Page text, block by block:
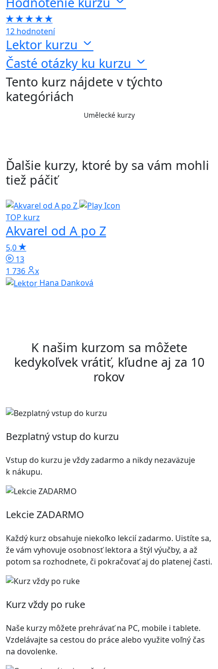
12 hodnotení
Lektor kurzu
Časté otázky ku kurzu
Tento kurz nájdete v týchto
kategóriách
Umělecké kurzy
Ďalšie kurzy, ktoré by sa vám mohli
tiež páčiť
TOP kurz
Akvarel od A po Z
5,0
13
1 736x
Hana Danková
K našim kurzom sa môžete
kedykoľvek vrátiť, kľudne aj za 10
rokov
Bezplatný vstup do kurzu
Vstup do kurzu je vždy zadarmo a nikdy nezaväzuje
k nákupu.
Lekcie ZADARMO
Každý kurz obsahuje niekoľko lekcií zadarmo. Uistíte sa,
že vám vyhovuje osobnosť lektora a štýl výučby, a až
potom sa rozhodnete, či pokračovať aj do platenej časti.
Kurz vždy po ruke
Naše kurzy môžete prehrávať na PC, mobile i tablete.
Vzdelávajte sa cestou do práce alebo využite voľný čas
na dovolenke.